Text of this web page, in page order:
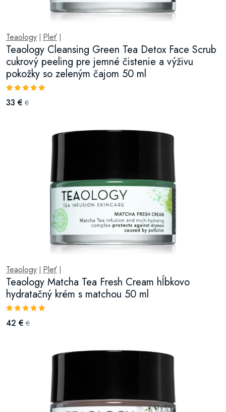
Teaology Pleť
Teaology Cleansing Green Tea Detox Face Scrub
cukrový peeling pre jemné čistenie a výživu
pokožky so zeleným čajom 50 ml
33 € €
Teaology Pleť
Teaology Matcha Tea Fresh Cream hĺbkovo
hydratačný krém s matchou 50 ml
42 € €